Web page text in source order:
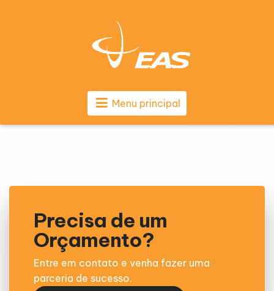
Menu principal
Precisa de um
Orçamento?
Entre em contato e venha fazer uma
parceria de sucesso.